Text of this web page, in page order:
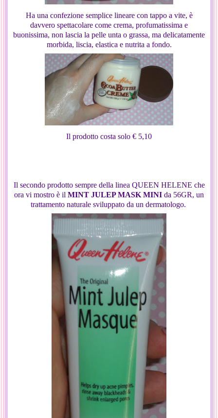
Ha una confezione semplice lineare con tappo a vite, è
davvero spettacolare come crema, profumatissima e
buonissima, non lascia la pelle unta o grassa, ma delicatamente
morbida, liscia, elastica e nutrita a fondo.
Il prodotto costa solo € 5,10
Il secondo prodotto sempre della linea QUEEN HELENE che
ora vi mostro è il MINT JULEP MASK MINI da 56GR, un
trattamento naturale sviluppato da un dermatologo.